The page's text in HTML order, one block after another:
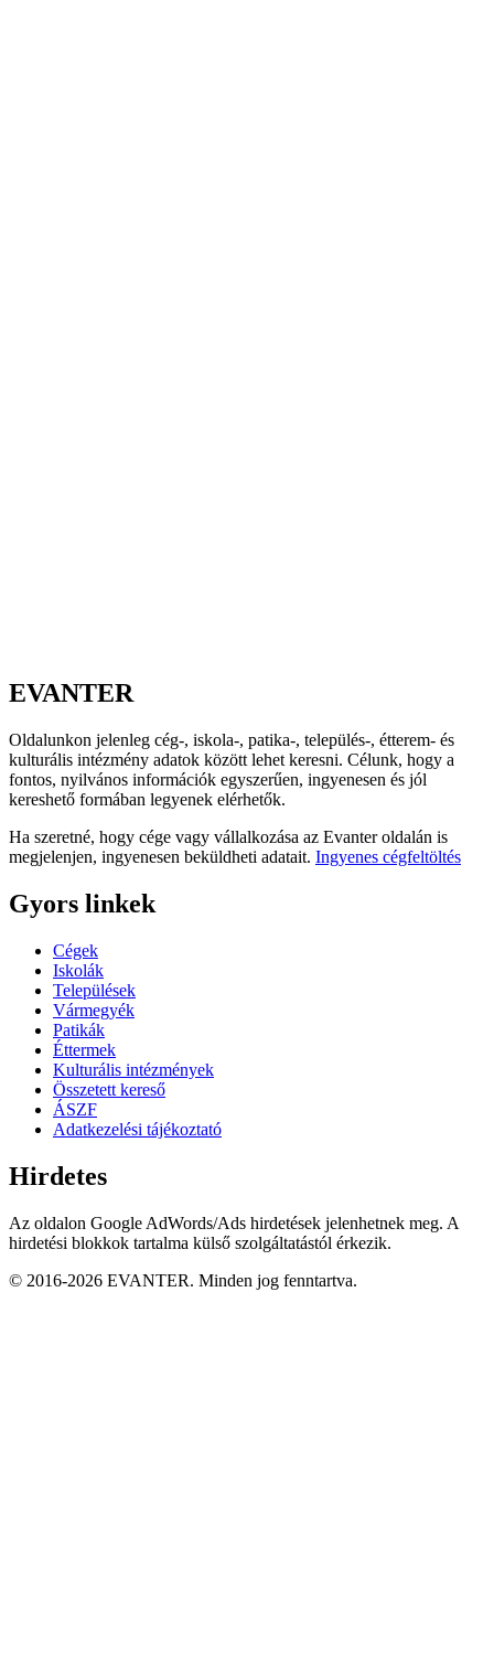
EVANTER
Oldalunkon jelenleg cég-, iskola-, patika-, település-, étterem- és
kulturális intézmény adatok között lehet keresni. Célunk, hogy a
fontos, nyilvános információk egyszerűen, ingyenesen és jól
kereshető formában legyenek elérhetők.
Ha szeretné, hogy cége vagy vállalkozása az Evanter oldalán is
megjelenjen, ingyenesen beküldheti adatait. Ingyenes cégfeltöltés
Gyors linkek
Cégek
Iskolák
Települések
Vármegyék
Patikák
Éttermek
Kulturális intézmények
Összetett kereső
ÁSZF
Adatkezelési tájékoztató
Hirdetes
Az oldalon Google AdWords/Ads hirdetések jelenhetnek meg. A
hirdetési blokkok tartalma külső szolgáltatástól érkezik.
© 2016-2026 EVANTER. Minden jog fenntartva.